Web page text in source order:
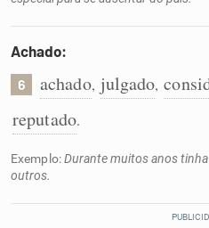
Achado:
6 achado, julgado,
reputado.
Exemplo:Durante muitos anos
outros.